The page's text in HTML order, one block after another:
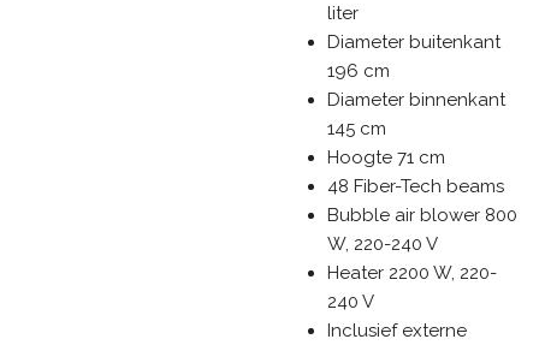
liter
Diameter buitenkant
196 cm
Diameter binnenkant
145 cm
Hoogte 71 cm
48 Fiber-Tech beams
Bubble air blower 800
W, 220-240 V
Heater 2200 W, 220-
240 V
Inclusief externe